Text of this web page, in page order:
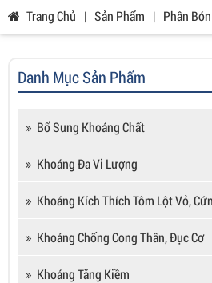
Trang Chủ | Sản Phẩm | Phân
Danh Mục Sản Phẩm
Bổ Sung Khoáng Chất
Khoáng Đa Vi Lượng
Khoáng Kích Thích Tôm Lột Vỏ,
Khoáng Chống Cong Thân, Đục Cơ
Khoáng Tăng Kiềm